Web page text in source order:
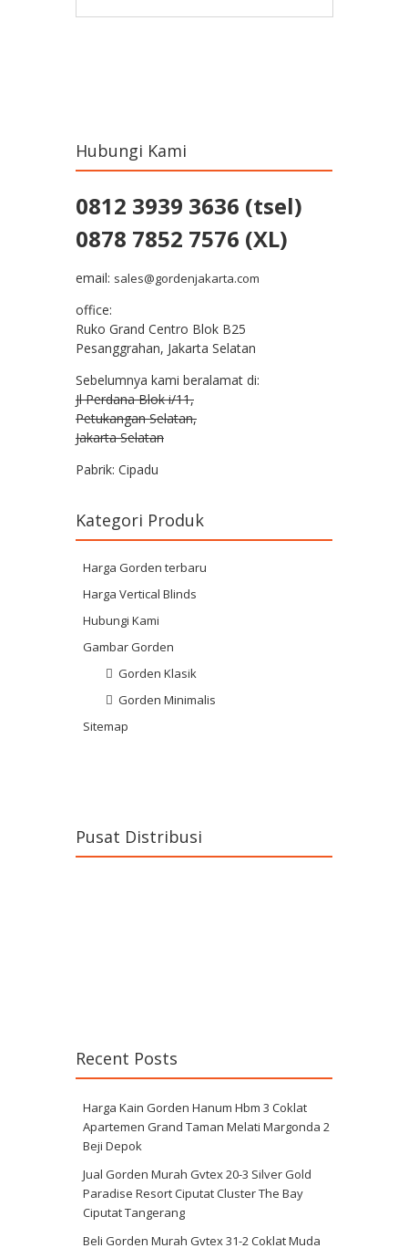
Hubungi Kami
0812 3939 3636 (tsel)
0878 7852 7576 (XL)
email: sales@gordenjakarta.com
office:
Ruko Grand Centro Blok B25
Pesanggrahan, Jakarta Selatan
Sebelumnya kami beralamat di:
Jl Perdana Blok i/11,
Petukangan Selatan,
Jakarta Selatan
Pabrik: Cipadu
Kategori Produk
Harga Gorden terbaru
Harga Vertical Blinds
Hubungi Kami
Gambar Gorden
Gorden Klasik
Gorden Minimalis
Sitemap
Pusat Distribusi
Recent Posts
Harga Kain Gorden Hanum Hbm 3 Coklat
Apartemen Grand Taman Melati Margonda 2
Beji Depok
Jual Gorden Murah Gvtex 20-3 Silver Gold
Paradise Resort Ciputat Cluster The Bay
Ciputat Tangerang
Beli Gorden Murah Gvtex 31-2 Coklat Muda